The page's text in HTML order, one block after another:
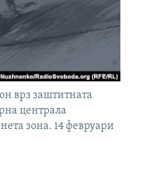
врз заштитната
централа
зона. 14 февруари